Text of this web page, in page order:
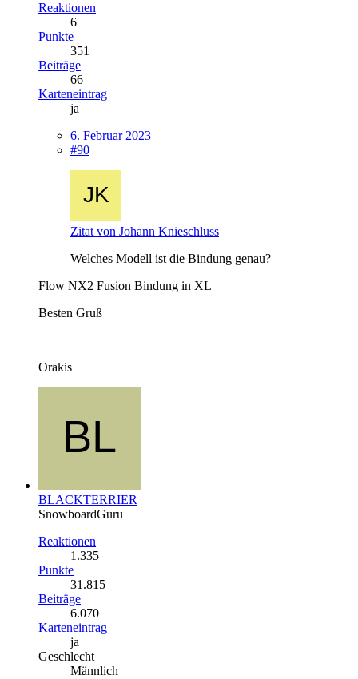
Reaktionen
6
Punkte
351
Beiträge
66
Karteneintrag
ja
6. Februar 2023
#90
Zitat von Johann Knieschluss
Welches Modell ist die Bindung genau?
Flow NX2 Fusion Bindung in XL
Besten Gruß
Orakis
BLACKTERRIER
SnowboardGuru
Reaktionen
1.335
Punkte
31.815
Beiträge
6.070
Karteneintrag
ja
Geschlecht
Männlich